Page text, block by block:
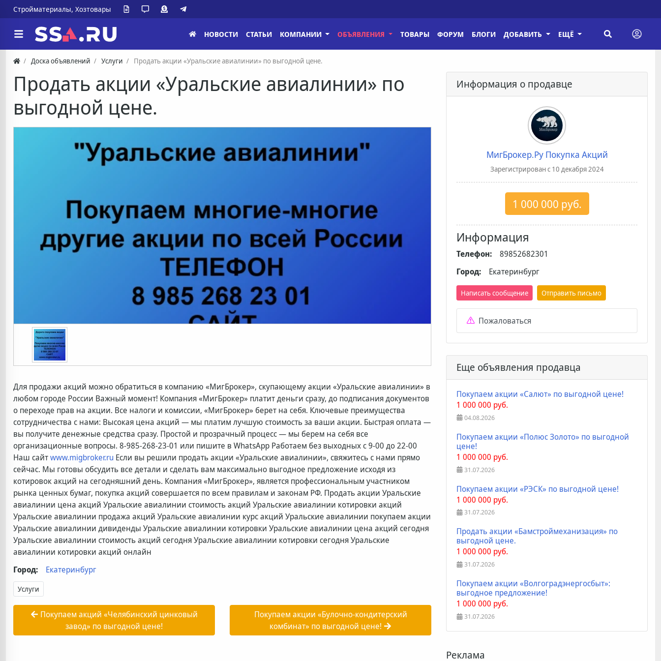
Стройматериалы, Хозтовары
НОВОСТИ СТАТЬИ КОМПАНИИ ОБЪЯВЛЕНИЯ ТОВАРЫ ФОРУМ БЛОГИ ДОБАВИТЬ ЕЩЁ
Доска объявлений Услуги Продать акции «Уральские авиалинии» по выгодной цене.
Продать акции «Уральские авиалинии» по
выгодной цене.
Для продажи акций можно обратиться в компанию «МигБрокер», скупающему акции «Уральские авиалинии» в
любом городе России Важный момент! Компания «МигБрокер» платит деньги сразу, до подписания документов
о переходе прав на акции. Все налоги и комиссии, «МигБрокер» берет на себя. Ключевые преимущества
сотрудничества с нами: Высокая цена акций — мы платим лучшую стоимость за ваши акции. Быстрая оплата —
вы получите денежные средства сразу. Простой и прозрачный процесс — мы берем на себя все
организационные вопросы. 8-985-268-23-01 или пишите в WhatsApp Работаем без выходных с 9-00 до 22-00
Наш сайтwww.migbroker.ru Если вы решили продать акции «Уральские авиалинии», свяжитесь с нами прямо
сейчас. Мы готовы обсудить все детали и сделать вам максимально выгодное предложение исходя из
котировок акций на сегодняшний день. Компания «МигБрокер», является профессиональным участником
рынка ценных бумаг, покупка акций совершается по всем правилам и законам РФ. Продать акции Уральские
авиалинии цена акций Уральские авиалинии стоимость акций Уральские авиалинии котировки акций
Уральские авиалинии продажа акций Уральские авиалинии курс акций Уральские авиалинии покупаем акции
Уральские авиалинии дивиденды Уральские авиалинии котировки Уральские авиалинии цена акций сегодня
Уральские авиалинии стоимость акций сегодня Уральские авиалинии котировки сегодня Уральские
авиалинии котировки акций онлайн
Город:
Екатеринбург
Услуги
Покупаем акций «Челябинский цинковый
завод» по выгодной цене!
Покупаем акции «Булочно-кондитерский
комбинат» по выгодной цене!
Информация о продавце
МигБрокер.Ру Покупка Акций
Зарегистрирован с 10 декабря 2024
1 000 000 руб.
Информация
Телефон:
89852682301
Город:
Екатеринбург
Написать сообщение Отправить письмо
Пожаловаться
Еще объявления продавца
Покупаем акции «Салют» по выгодной цене!
1 000 000 руб.
04.08.2026
Покупаем акции «Полюс Золото» по выгодной
цене!
1 000 000 руб.
31.07.2026
Покупаем акции «РЭСК» по выгодной цене!
1 000 000 руб.
31.07.2026
Продать акции «Бамстроймеханизация» по
выгодной цене.
1 000 000 руб.
31.07.2026
Покупаем акции «Волгоградэнергосбыт»:
выгодное предложение!
1 000 000 руб.
31.07.2026
Реклама